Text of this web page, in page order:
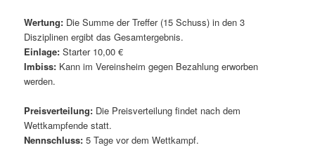
Wertung: Die Summe der Treffer (15 Schuss) in den 3
Disziplinen ergibt das Gesamtergebnis.
Einlage: Starter 10,00 €
Imbiss: Kann im Vereinsheim gegen Bezahlung erworben
werden.
Preisverteilung: Die Preisverteilung findet nach dem
Wettkampfende statt.
Nennschluss: 5 Tage vor dem Wettkampf.